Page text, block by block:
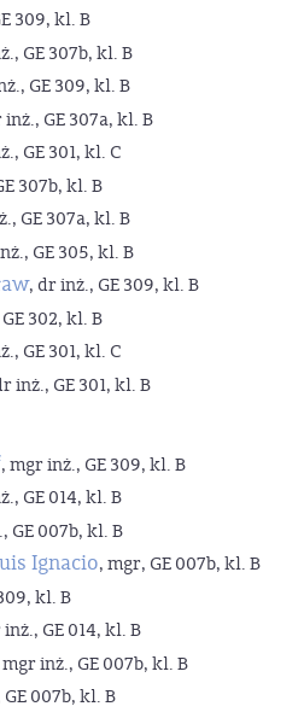
309, kl. B
GE 307b, kl. B
GE 309, kl. B
inż., GE 307a, kl. B
GE 301, kl. C
307b, kl. B
GE 307a, kl. B
GE 305, kl. B
, dr inż., GE 309, kl. B
302, kl. B
GE 301, kl. C
inż., GE 301, kl. B
, mgr inż., GE 309, kl. B
GE 014, kl. B
GE 007b, kl. B
Ignacio, mgr, GE 007b, kl. B
kl. B
GE 014, kl. B
mgr inż., GE 007b, kl. B
007b, kl. B